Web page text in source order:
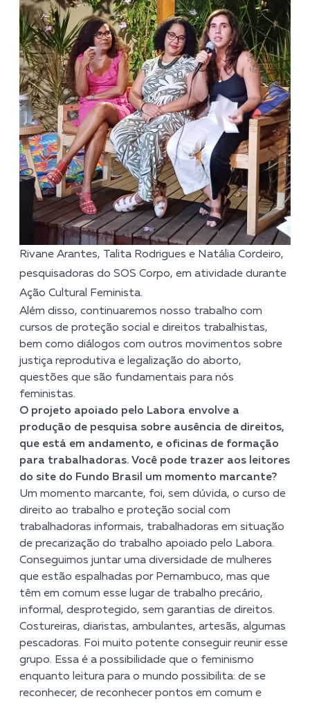
Rivane Arantes, Talita Rodrigues e Natália Cordeiro,
pesquisadoras do SOS Corpo, em atividade durante
Ação Cultural Feminista.
Além disso, continuaremos nosso trabalho com
cursos de proteção social e direitos trabalhistas,
bem como diálogos com outros movimentos sobre
justiça reprodutiva e legalização do aborto,
questões que são fundamentais para nós
feministas.
O projeto apoiado pelo Labora envolve a
produção de pesquisa sobre ausência de direitos,
que está em andamento, e oficinas de formação
para trabalhadoras. Você pode trazer aos leitores
do site do Fundo Brasil um momento marcante?
Um momento marcante, foi, sem dúvida, o curso de
direito ao trabalho e proteção social com
trabalhadoras informais, trabalhadoras em situação
de precarização do trabalho apoiado pelo Labora.
Conseguimos juntar uma diversidade de mulheres
que estão espalhadas por Pernambuco, mas que
têm em comum esse lugar de trabalho precário,
informal, desprotegido, sem garantias de direitos.
Costureiras, diaristas, ambulantes, artesãs, algumas
pescadoras. Foi muito potente conseguir reunir esse
grupo. Essa é a possibilidade que o feminismo
enquanto leitura para o mundo possibilita: de se
reconhecer, de reconhecer pontos em comum e